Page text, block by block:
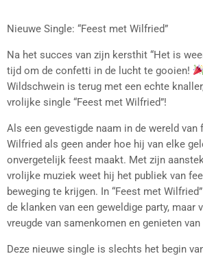
Nieuwe Single: “Feest met Wilfried”
Na het succes van zijn kersthit “Het is
tijd om de confetti in de lucht te gooien!
Wildschwein is terug met een echte
vrolijke single “Feest met Wilfried”!
Als een gevestigde naam in de wereld
Wilfried als geen ander hoe hij van elke
onvergetelijk feest maakt. Met zijn
vrolijke muziek weet hij het publiek van
beweging te krijgen. In “Feest met
de klanken van een geweldige party, maar
vreugde van samenkomen en genieten van
Deze nieuwe single is slechts het begin